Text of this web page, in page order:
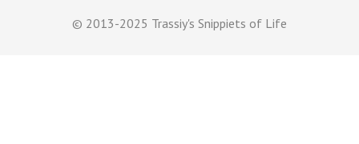
© 2013-2025 Trassiy's Snippiets of Life